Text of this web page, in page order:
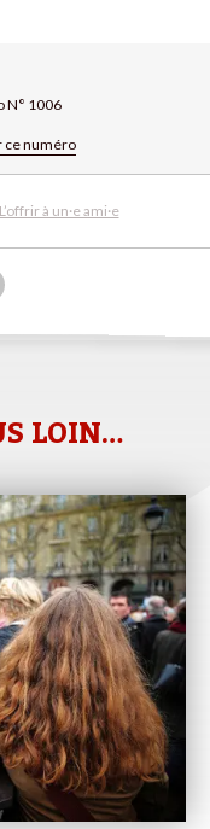
N° 1006
ce numéro
L’offrir à un·e ami·e
LOIN…